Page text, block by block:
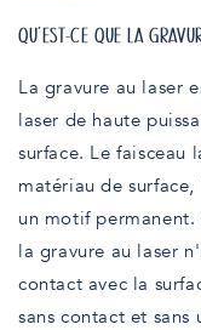
QU'EST-CE QUE LA
La gravure au laser
laser de haute
surface. Le faisceau
matériau de
un motif
la gravure au laser
contact avec la
sans contact et